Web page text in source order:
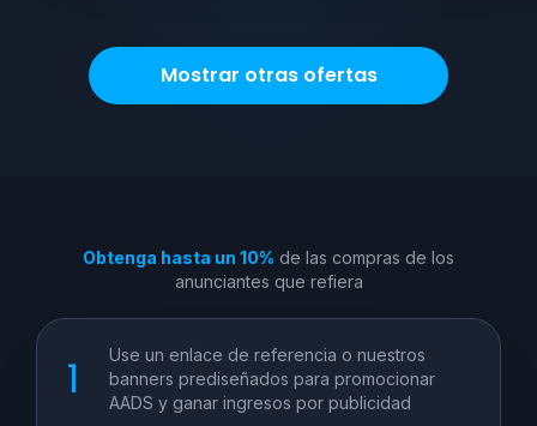
Mostrar otras ofertas
Obtenga hasta un 10% de las compras de los
anunciantes que refiera
Use un enlace de referencia o nuestros
banners prediseñados para promocionar
AADS y ganar ingresos por publicidad